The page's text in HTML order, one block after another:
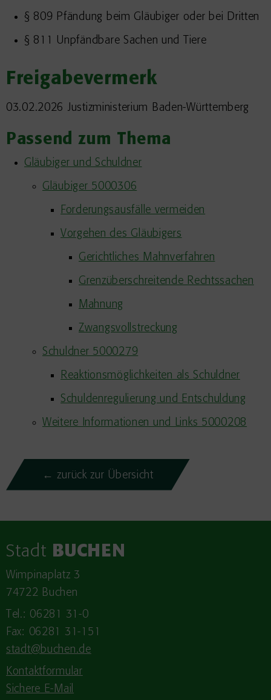
§ 809 Pfändung beim Gläubiger oder bei Dritten
§ 811 Unpfändbare Sachen und Tiere
Freigabevermerk
03.02.2026 Justizministerium Baden-Württemberg
Passend zum Thema
Gläubiger und Schuldner
Gläubiger 5000306
Forderungsausfälle vermeiden
Vorgehen des Gläubigers
Gerichtliches Mahnverfahren
Grenzüberschreitende Rechtssachen
Mahnung
Zwangsvollstreckung
Schuldner 5000279
Reaktionsmöglichkeiten als Schuldner
Schuldenregulierung und Entschuldung
Weitere Informationen und Links 5000208
← zurück zur Übersicht
Stadt BUCHEN
Wimpinaplatz 3
74722 Buchen
Tel.: 06281 31-0
Fax: 06281 31-151
stadt@buchen.de
Kontaktformular
Sichere E-Mail